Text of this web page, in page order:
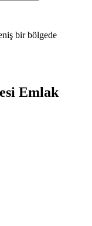
bir bölgede
Emlak